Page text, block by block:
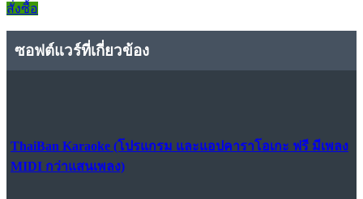
สั่งซื้อ
ซอฟต์แวร์ที่เกี่ยวข้อง
ThaiBan Karaoke (โปรแกรม และแอปคาราโอเกะ ฟรี มีเพลง
MIDI กว่าแสนเพลง)